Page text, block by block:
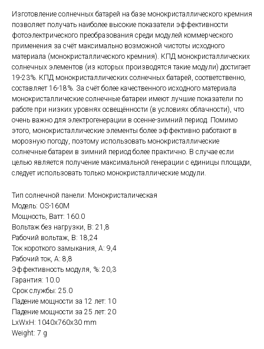
Изготовление солнечных батарей на базе монокристаллического кремния
позволяет получать наиболее высокие показатели эффективности
фотоэлектрического преобразования среди модулей коммерческого
применения за счёт максимально возможной чистоты исходного
материала (монокристаллического кремния). КПД монокристаллических
солнечных элементов (из которых производятся такие модули) достигает
19-23%. КПД монокристаллических солнечных батарей, соответственно,
составляет 16-18%. За счёт более качественного исходного материала
монокристаллические солнечные батареи имеют лучшие показатели по
работе при низких уровнях освещённости (в условиях облачности), что
очень важно для электрогенерации в осенне-зимний период. Помимо
этого, монокристаллические элементы более эффективно работают в
морозную погоду, поэтому использовать монокристаллические
солнечные батареи в зимний период более практично. В случае если
целью является получение максимальной генерации с единицы площади,
следует использовать только монокристаллические модули.
Тип солнечной панели: Монокристалическая
Модель: OS-160M
Мощность, Ватт: 160.0
Вольтаж без нагрузки, В: 21,8
Рабочий вольтаж, В: 18,24
Ток короткого замыкания, А: 9,4
Рабочий ток, А: 8,8
Эффективность модуля, %: 20,3
Гарантия: 10.0
Срок службы: 25.0
Падение мощности за 12 лет: 10
Падение мощности за 25 лет: 20
LxWxH: 1040x760x30 mm
Weight: 7 g